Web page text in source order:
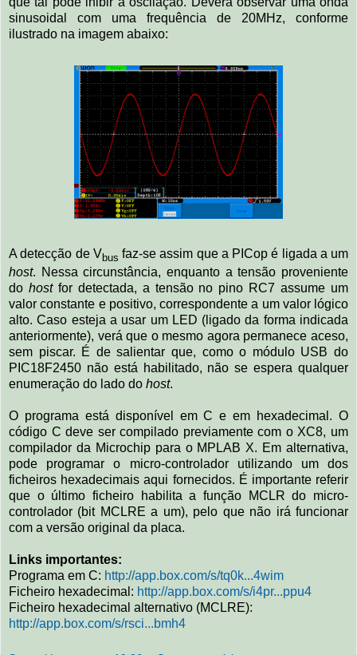
sinusoidal com uma frequência de 20MHz, conforme
ilustrado na imagem abaixo:
A detecção de Vbus faz-se assim que a PICop é ligada a um
host. Nessa circunstância, enquanto a tensão proveniente
do hostfor detectada, a tensão no pino RC7 assume um
valor constante e positivo, correspondente a um valor lógico
alto. Caso esteja a usar um LED (ligado da forma indicada
anteriormente), verá que o mesmo agora permanece aceso,
sem piscar. É de salientar que, como o módulo USB do
PIC18F2450 não está habilitado, não se espera qualquer
enumeração do lado do host.
O programa está disponível em C e em hexadecimal. O
código C deve ser compilado previamente com o XC8, um
compilador da Microchip para o MPLAB X. Em alternativa,
pode programar o micro-controlador utilizando um dos
ficheiros hexadecimais aqui fornecidos. É importante referir
que o último ficheiro habilita a função MCLR do micro-
controlador (bit MCLRE a um), pelo que não irá funcionar
com a versão original da placa.
Links importantes:
Programa em C: http://app.box.com/s/tq0k...4wim
Ficheiro hexadecimal: http://app.box.com/s/i4pr...ppu4
Ficheiro hexadecimal alternativo (MCLRE):
http://app.box.com/s/rsci...bmh4